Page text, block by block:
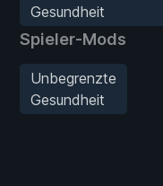
Gesundheit
Spieler-Mods
Unbegrenzte
Gesundheit